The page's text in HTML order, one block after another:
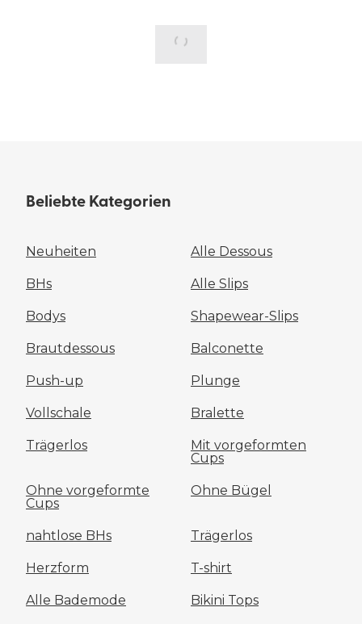
Beliebte Kategorien
Neuheiten Alle Dessous
BHs Alle Slips
Bodys Shapewear-Slips
Brautdessous Balconette
Push-up Plunge
Vollschale Bralette
Trägerlos
Mit vorgeformten
Cups
Ohne vorgeformte
Cups
Ohne Bügel
nahtlose BHs Trägerlos
Herzform T-shirt
Alle Bademode Bikini Tops